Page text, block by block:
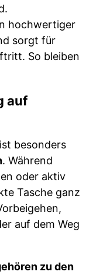
hochwertiger
sorgt für
So bleiben
auf
besonders
. Während
oder aktiv
Tasche ganz
auf dem Weg
zu den